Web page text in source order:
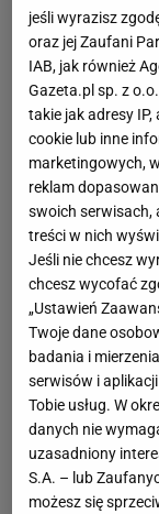
Europy. Gdzie
Poznań, ale
Białystok. W
obywatelstwo.
meczów i stał
zapracował na
Padovą, potem
w Palermo.
Reprezentacja
W 2010 roku,
obywatelstwa,
Polski. Jednak
maja 2014 roku,
Nawałka dał
towarzyskim
Pod koniec maja
kadrze
jeśli wyrazisz
oraz jej Zaufani
IAB, jak również
Gazeta.pl sp. z
takie jak adresy
cookie lub inne
marketingowych,
reklam
swoich serwisach,
treści w nich
Jeśli nie chcesz
chcesz wycofać
„Ustawień
Twoje dane
badania i
serwisów i
Tobie usług. W
danych nie
uzasadniony
S.A. – lub
możesz się